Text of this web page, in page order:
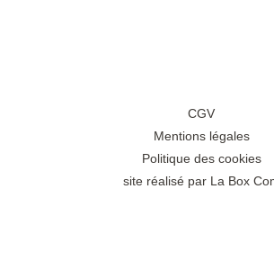
CGV
Mentions légales
Politique des cookies
site réalisé par La Box